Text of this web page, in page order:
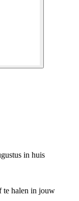
in huis
te halen in jouw